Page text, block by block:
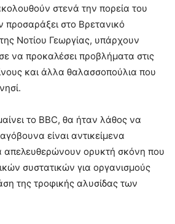
στενά την πορεία του
στο Βρετανικό
Νοτίου Γεωργίας, υπάρχουν
να προκαλέσει προβλήματα στις
και άλλα θαλασσοπούλια που
το BBC, θα ήταν λάθος να
είναι αντικείμενα
απελευθερώνουν ορυκτή σκόνη που
συστατικών για οργανισμούς
της τροφικής αλυσίδας των